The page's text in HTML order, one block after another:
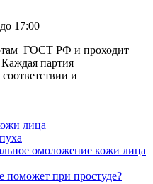
17:00
ГОСТ РФ и проходит
партия
и
лица
омоложение кожи лица
поможет при простуде?